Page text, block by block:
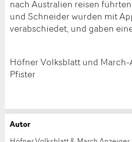
nach Australien reisen
und Schneider wurden mit
verabschiedet, und gaben
Höfner Volksblatt und
Pfister
Anzeige
Anzeige
Autor